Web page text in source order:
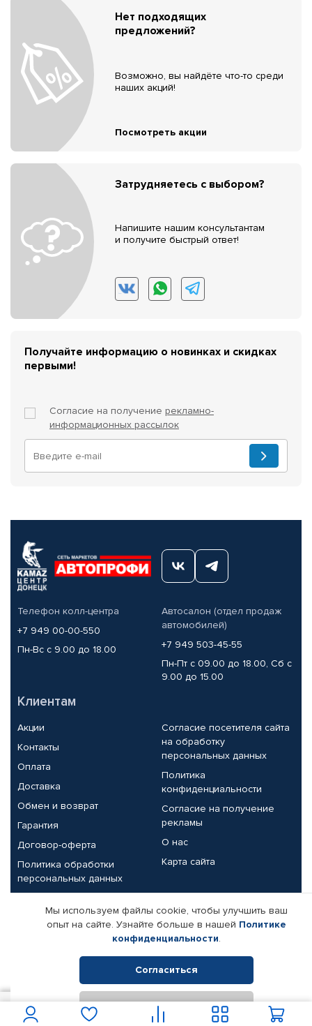
Нет подходящих
предложений?
Возможно, вы найдёте что-то среди
наших акций!
Посмотреть акции
Затрудняетесь с выбором?
Напишите нашим консультантам
и получите быстрый ответ!
Получайте информацию о новинках и скидках
первыми!
Согласие на получение рекламно-
информационных рассылок
Телефон колл-центра
+7 949 00-00-550
Пн-Вс с 9.00 до 18.00
Автосалон (отдел продаж
автомобилей)
+7 949 503-45-55
Пн-Пт с 09.00 до 18.00, Сб с
9.00 до 15.00
Клиентам
Акции
Контакты
Оплата
Доставка
Обмен и возврат
Гарантия
Договор-оферта
Политика обработки
персональных данных
Согласие посетителя сайта
на обработку
персональных данных
Политика
конфиденциальности
Согласие на получение
рекламы
О нас
Карта сайта
Партнерам
Корпоративным клиентам
Поставщикам
Реквизиты компании
© КАМАЗ ЦЕНТР ДОНЕЦК, 2015-2026. Все права защищены.
Интернет-магазин автомобильных товаров Автопрофи.
Мы используем файлы cookie, чтобы улучшить ваш
опыт на сайте. Узнайте больше в нашей Политике
конфиденциальности.
Согласиться
Отклонить
В корзину